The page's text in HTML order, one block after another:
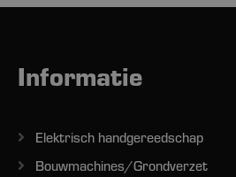
Informatie
Elektrisch handgereedschap
Bouwmachines/Grondverzet